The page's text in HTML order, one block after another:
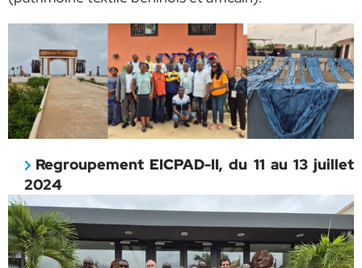
Regroupement EICPAD-II, du 11 au 13 juillet
2024